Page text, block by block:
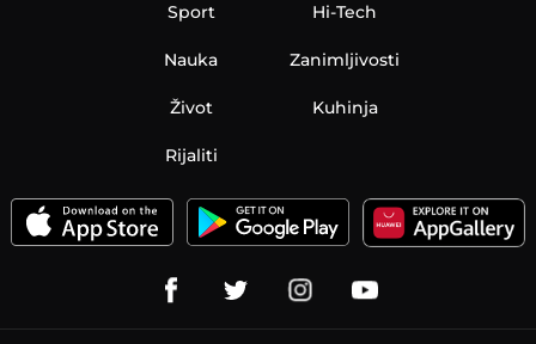
Sport
Nauka
Hi-Tech
Zanimljivosti
Život Kuhinja
Rijaliti